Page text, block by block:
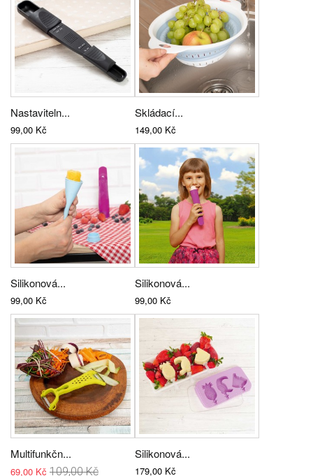
Nastaviteln...
99,00 Kč
Skládací...
149,00 Kč
Silikonová...
99,00 Kč
Silikonová...
99,00 Kč
Multifunkčn...
69,00 Kč 109,00 Kč
Silikonová...
179,00 Kč